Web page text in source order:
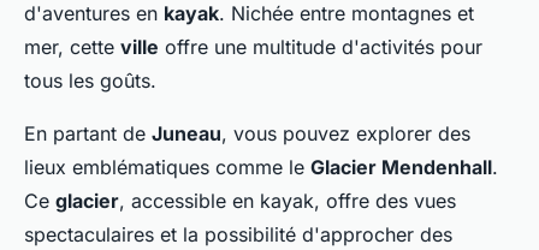
d'aventures en kayak. Nichée entre montagnes et
mer, cette ville offre une multitude d'activités pour
tous les goûts.
En partant de Juneau, vous pouvez explorer des
lieux emblématiques comme le Glacier Mendenhall.
Ce glacier, accessible en kayak, offre des vues
spectaculaires et la possibilité d'approcher des